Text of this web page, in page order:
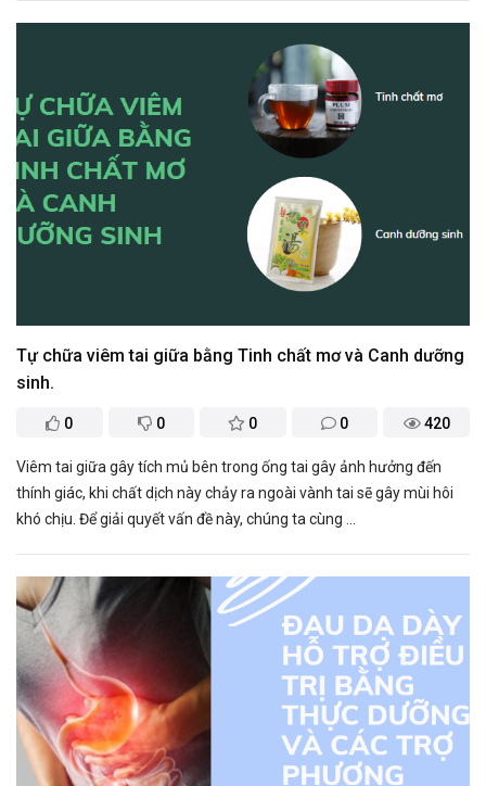
Tự chữa viêm tai giữa bằng Tinh chất mơ và Canh dưỡng
sinh.
0 0 0 0 420
Viêm tai giữa gây tích mủ bên trong ống tai gây ảnh hưởng đến
thính giác, khi chất dịch này chảy ra ngoài vành tai sẽ gây mùi hôi
khó chịu. Để giải quyết vấn đề này, chúng ta cùng ...